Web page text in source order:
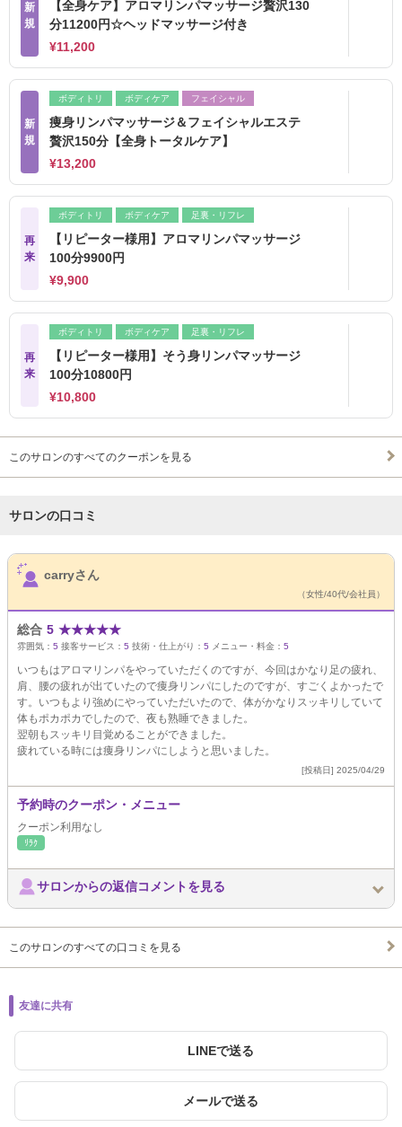
新
規
【全身ケア】アロマリンパマッサージ贅沢130
分11200円☆ヘッドマッサージ付き
¥11,200
新
規
ボディトリ ボディケア フェイシャル
痩身リンパマッサージ＆フェイシャルエステ
贅沢150分【全身トータルケア】
¥13,200
再
来
ボディトリ ボディケア 足裏・リフレ
【リピーター様用】アロマリンパマッサージ
100分9900円
¥9,900
再
来
ボディトリ ボディケア 足裏・リフレ
【リピーター様用】そう身リンパマッサージ
100分10800円
¥10,800
このサロンのすべてのクーポンを見る
サロンの口コミ
サロンPick Up
carryさん
（女性/40代/会社員）
総合 5 ★★★★★
雰囲気： 5 接客サービス： 5 技術・仕上がり： 5 メニュー・料金： 5
いつもはアロマリンパをやっていただくのですが、今回はかなり足の疲れ、
肩、腰の疲れが出ていたので痩身リンパにしたのですが、すごくよかったで
す。いつもより強めにやっていただいたので、体がかなりスッキリしていて
体もポカポカでしたので、夜も熟睡できました。
翌朝もスッキリ目覚めることができました。
疲れている時には痩身リンパにしようと思いました。
[投稿日] 2025/04/29
予約時のクーポン・メニュー
クーポン利用なし
ﾘﾗｸ
サロンからの返信コメントを見る
このサロンのすべての口コミを見る
友達に共有
LINEで送る
メールで送る